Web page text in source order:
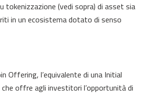
tokenizzazione (vedi sopra) di asset sia
in un ecosistema dotato di senso
Offering, l’equivalente di una Initial
che offre agli investitori l’opportunità di